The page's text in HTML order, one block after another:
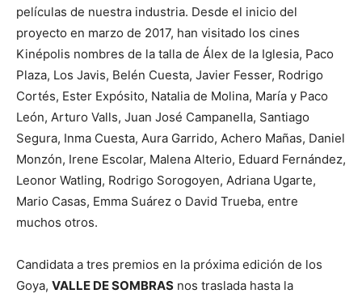
películas de nuestra industria. Desde el inicio del
proyecto en marzo de 2017, han visitado los cines
Kinépolis nombres de la talla de Álex de la Iglesia, Paco
Plaza, Los Javis, Belén Cuesta, Javier Fesser, Rodrigo
Cortés, Ester Expósito, Natalia de Molina, María y Paco
León, Arturo Valls, Juan José Campanella, Santiago
Segura, Inma Cuesta, Aura Garrido, Achero Mañas, Daniel
Monzón, Irene Escolar, Malena Alterio, Eduard Fernández,
Leonor Watling, Rodrigo Sorogoyen, Adriana Ugarte,
Mario Casas, Emma Suárez o David Trueba, entre
muchos otros.
Candidata a tres premios en la próxima edición de los
Goya, VALLE DE SOMBRAS nos traslada hasta la